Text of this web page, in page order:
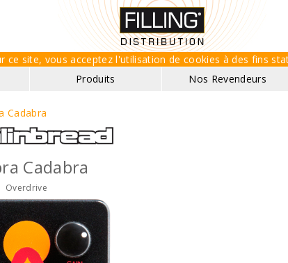
ce site, vous acceptez l'utilisation de cookies à des fins
Produits Nos Revendeurs
Cadabra
Cadabra
Overdrive